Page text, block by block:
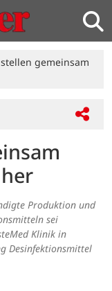
gemeinsam
Produktion und
sei
Klinik in
Desinfektionsmittel